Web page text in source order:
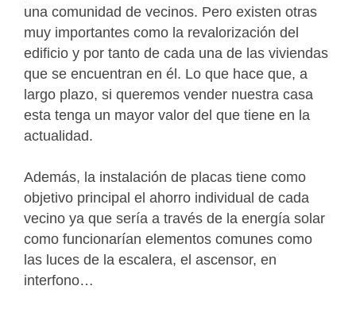
una comunidad de vecinos. Pero existen otras
muy importantes como la revalorización del
edificio y por tanto de cada una de las viviendas
que se encuentran en él. Lo que hace que, a
largo plazo, si queremos vender nuestra casa
esta tenga un mayor valor del que tiene en la
actualidad.
Además, la instalación de placas tiene como
objetivo principal el ahorro individual de cada
vecino ya que sería a través de la energía solar
como funcionarían elementos comunes como
las luces de la escalera, el ascensor, en
interfono…